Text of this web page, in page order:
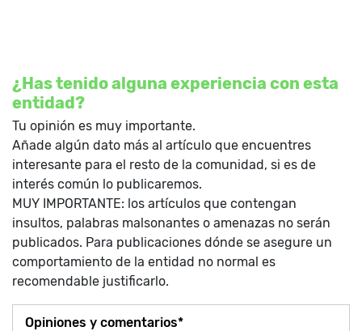
¿Has tenido alguna experiencia con esta
entidad?
Tu opinión es muy importante.
Añade algún dato más al artículo que encuentres
interesante para el resto de la comunidad, si es de
interés común lo publicaremos.
MUY IMPORTANTE: los artículos que contengan
insultos, palabras malsonantes o amenazas no serán
publicados. Para publicaciones dónde se asegure un
comportamiento de la entidad no normal es
recomendable justificarlo.